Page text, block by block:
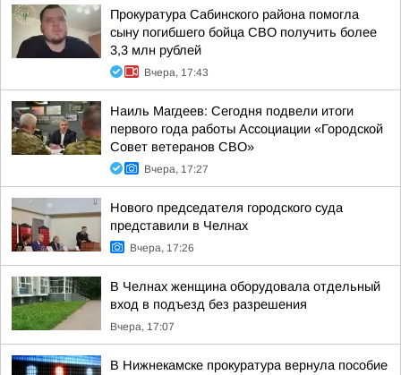
Прокуратура Сабинского района помогла
сыну погибшего бойца СВО получить более
3,3 млн рублей
Вчера, 17:43
Наиль Магдеев: Сегодня подвели итоги
первого года работы Ассоциации «Городской
Совет ветеранов СВО»
Вчера, 17:27
Нового председателя городского суда
представили в Челнах
Вчера, 17:26
В Челнах женщина оборудовала отдельный
вход в подъезд без разрешения
Вчера, 17:07
В Нижнекамске прокуратура вернула пособие